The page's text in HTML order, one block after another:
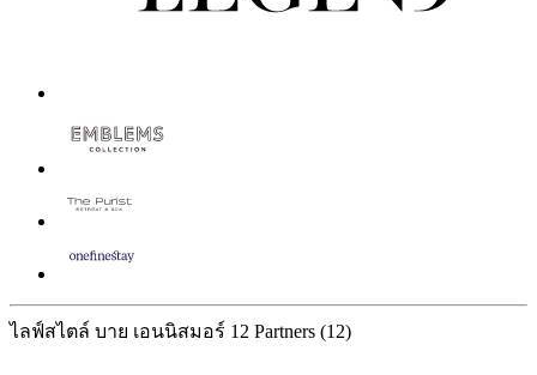
ไลฟ์สไตล์ บาย เอนนิสมอร์ 12 Partners (12)